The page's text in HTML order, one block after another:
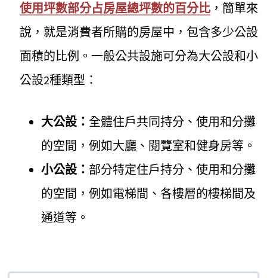
使用坪數部分占房屋總坪數的百分比 ，簡單來
說，就是消費者所購的房屋中，包含多少公設
面積的比例。一般公共設施可分為大公設和小
公設2種類型：
大公設： 全體住戶共同持分、使用和分攤
的空間，例如大廳、閱覽室和健身房等。
小公設： 部分特定住戶持分、使用和分攤
的空間，例如電梯間、各樓層的樓梯間及
通道等。